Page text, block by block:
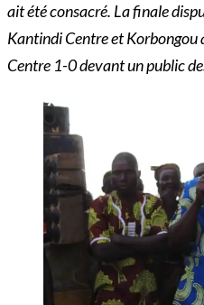
ait été consacré. La finale
Kantindi Centre et
Centre 1-0 devant un public